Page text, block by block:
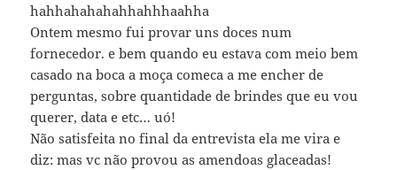
hahhahahahahhahhhaahha
Ontem mesmo fui provar uns doces num
fornecedor. e bem quando eu estava com meio bem
casado na boca a moça comeca a me encher de
perguntas, sobre quantidade de brindes que eu vou
querer, data e etc… uó!
Não satisfeita no final da entrevista ela me vira e
diz: mas vc não provou as amendoas glaceadas!